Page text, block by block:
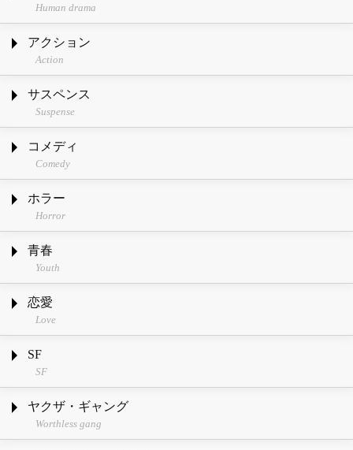
Human drama
アクション
Action
サスペンス
Suspense
コメディ
Comedy
ホラー
Horror
青春
Youth
恋愛
Love
SF
SF
ヤクザ・ギャング
Worthless gang